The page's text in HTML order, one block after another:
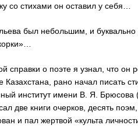
со стихами он оставил у себя…
был небольшим, и буквально
справки о поэте я узнал, что он
Казахстана, рано начал писать
институт имени В. Я. Брюсова
две книги очерков, десять
и пал жертвой «культа